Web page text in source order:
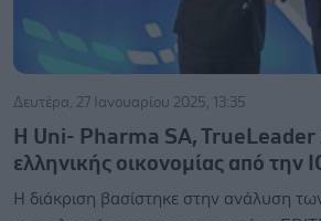
Δευτέρα, 27 Ιανουαρίου 2025, 13:35
Η Uni- Pharma SA, TrueLeader
ελληνικής οικονομίας από την
Η διάκριση βασίστηκε στην ανάλυση